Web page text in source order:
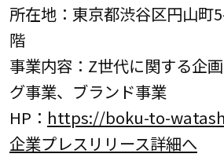
所在地：東京都渋谷区円山町
階
事業内容：Z世代に関する企
グ事業、ブランド事業
HP： https://boku-to-
企業プレスリリース詳細へ